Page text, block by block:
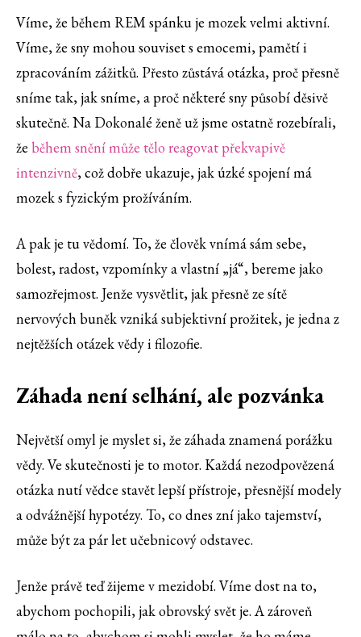
Víme, že během REM spánku je mozek velmi aktivní.
Víme, že sny mohou souviset s emocemi, pamětí i
zpracováním zážitků. Přesto zůstává otázka, proč přesně
sníme tak, jak sníme, a proč některé sny působí děsivě
skutečně. Na Dokonalé ženě už jsme ostatně rozebírali,
že během snění může tělo reagovat překvapivě
intenzivně, což dobře ukazuje, jak úzké spojení má
mozek s fyzickým prožíváním.
A pak je tu vědomí. To, že člověk vnímá sám sebe,
bolest, radost, vzpomínky a vlastní „já“, bereme jako
samozřejmost. Jenže vysvětlit, jak přesně ze sítě
nervových buněk vzniká subjektivní prožitek, je jedna z
nejtěžších otázek vědy i filozofie.
Záhada není selhání, ale pozvánka
Největší omyl je myslet si, že záhada znamená porážku
vědy. Ve skutečnosti je to motor. Každá nezodpovězená
otázka nutí vědce stavět lepší přístroje, přesnější modely
a odvážnější hypotézy. To, co dnes zní jako tajemství,
může být za pár let učebnicový odstavec.
Jenže právě teď žijeme v mezidobí. Víme dost na to,
abychom pochopili, jak obrovský svět je. A zároveň